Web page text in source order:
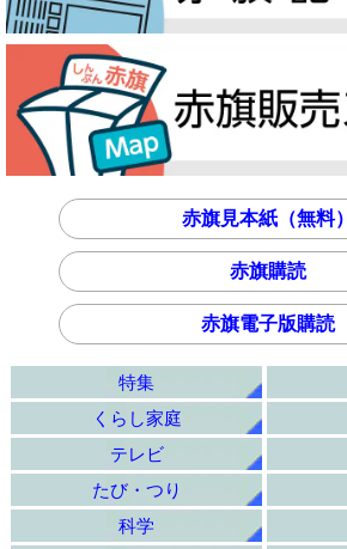
赤旗見本紙（無料）
赤旗購読
赤旗電子版購読
特集
くらし家庭
テレビ
たび・つり
科学